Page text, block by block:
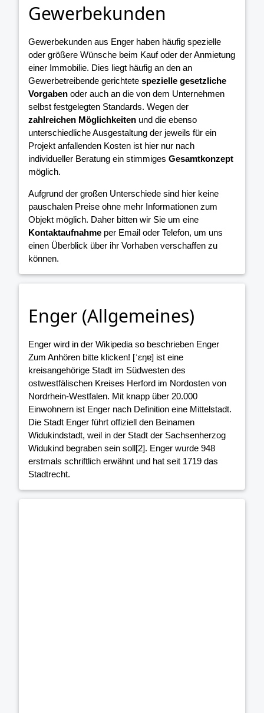
Gewerbekunden
Gewerbekunden aus Enger haben häufig spezielle
oder größere Wünsche beim Kauf oder der Anmietung
einer Immobilie. Dies liegt häufig an den an
Gewerbetreibende gerichtete spezielle gesetzliche
Vorgaben oder auch an die von dem Unternehmen
selbst festgelegten Standards. Wegen der
zahlreichen Möglichkeiten und die ebenso
unterschiedliche Ausgestaltung der jeweils für ein
Projekt anfallenden Kosten ist hier nur nach
individueller Beratung ein stimmiges Gesamtkonzept
möglich.
Aufgrund der großen Unterschiede sind hier keine
pauschalen Preise ohne mehr Informationen zum
Objekt möglich. Daher bitten wir Sie um eine
Kontaktaufnahme per Email oder Telefon, um uns
einen Überblick über ihr Vorhaben verschaffen zu
können.
Enger (Allgemeines)
Enger wird in der Wikipedia so beschrieben Enger
Zum Anhören bitte klicken! [ˈɛŋɐ] ist eine
kreisangehörige Stadt im Südwesten des
ostwestfälischen Kreises Herford im Nordosten von
Nordrhein-Westfalen. Mit knapp über 20.000
Einwohnern ist Enger nach Definition eine Mittelstadt.
Die Stadt Enger führt offiziell den Beinamen
Widukindstadt, weil in der Stadt der Sachsenherzog
Widukind begraben sein soll[2]. Enger wurde 948
erstmals schriftlich erwähnt und hat seit 1719 das
Stadtrecht.